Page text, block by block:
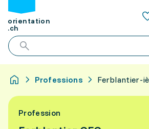
orientation
.ch
Professions Ferblantier-
Profession